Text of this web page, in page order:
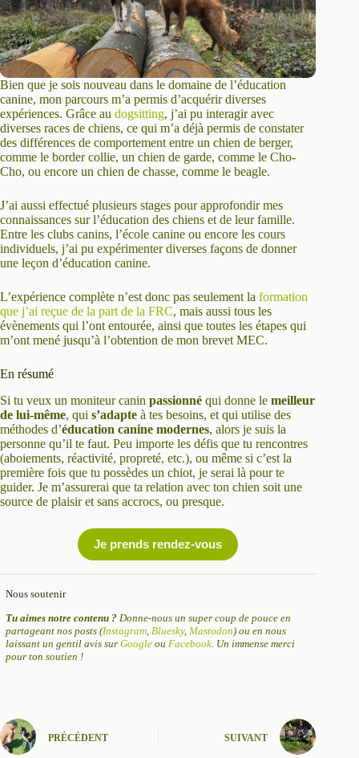
Bien que je sois nouveau dans le domaine de l’éducation
canine, mon parcours m’a permis d’acquérir diverses
expériences. Grâce au dogsitting, j’ai pu interagir avec
diverses races de chiens, ce qui m’a déjà permis de constater
des différences de comportement entre un chien de berger,
comme le border collie, un chien de garde, comme le Cho-
Cho, ou encore un chien de chasse, comme le beagle.
J’ai aussi effectué plusieurs stages pour approfondir mes
connaissances sur l’éducation des chiens et de leur famille.
Entre les clubs canins, l’école canine ou encore les cours
individuels, j’ai pu expérimenter diverses façons de donner
une leçon d’éducation canine.
L’expérience complète n’est donc pas seulement la formation
que j’ai reçue de la part de la FRC, mais aussi tous les
évènements qui l’ont entourée, ainsi que toutes les étapes qui
m’ont mené jusqu’à l’obtention de mon brevet MEC.
En résumé
Si tu veux un moniteur canin passionné qui donne le meilleur
de lui-même, qui s’adapte à tes besoins, et qui utilise des
méthodes d’éducation canine modernes, alors je suis la
personne qu’il te faut. Peu importe les défis que tu rencontres
(aboiements, réactivité, propreté, etc.), ou même si c’est la
première fois que tu possèdes un chiot, je serai là pour te
guider. Je m’assurerai que ta relation avec ton chien soit une
source de plaisir et sans accrocs, ou presque.
Je prends rendez-vous
Nous soutenir
Tu aimes notre contenu ? Donne-nous un super coup de pouce en
partageant nos posts (Instagram Bluesky, Mastodon) ou en nous
laissant un gentil avis surGoogle ou Facebook . Un immense merci
pour ton soutien !
PRÉCÉDENT SUIVANT